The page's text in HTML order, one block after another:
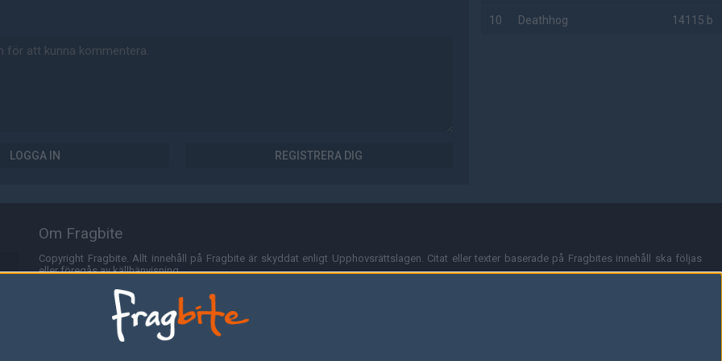
LOGGA IN REGISTRERA DIG
10 Deathhog 14115 b
Om Fragbite
Copyright Fragbite. Allt innehåll på Fragbite är skyddat enligt Upphovsrättslagen. Citat eller texter baserade på Fragbites innehåll ska följas
eller föregås av källhänvisning.
Alla åsikter uttryckta på Fragbite representerar varje enskild skribent och överensstämmer inte nödvändigtvis med Fragbites åsikter.
Programmering och design av Fredric Bohlin. För frågor rörande sajten kan du skicka iväg ett email till